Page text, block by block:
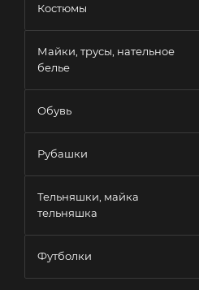
Костюмы
Майки, трусы, нательное
белье
Обувь
Рубашки
Тельняшки, майка
тельняшка
Футболки